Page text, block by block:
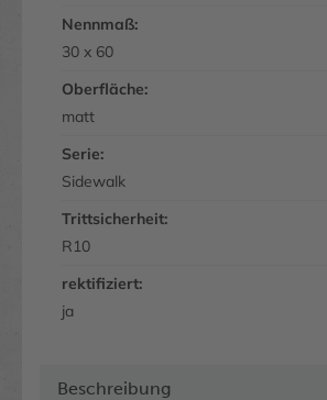
Nennmaß:
30 x 60
Oberfläche:
matt
Serie:
Sidewalk
Trittsicherheit:
R10
rektifiziert:
ja
Beschreibung